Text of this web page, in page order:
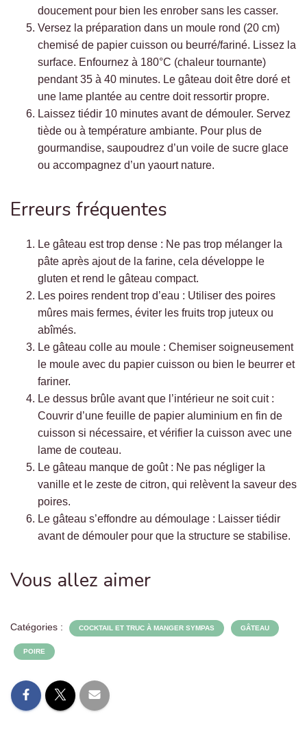
doucement pour bien les enrober sans les casser.
Versez la préparation dans un moule rond (20 cm)
chemisé de papier cuisson ou beurré/fariné. Lissez la
surface. Enfournez à 180°C (chaleur tournante)
pendant 35 à 40 minutes. Le gâteau doit être doré et
une lame plantée au centre doit ressortir propre.
Laissez tiédir 10 minutes avant de démouler. Servez
tiède ou à température ambiante. Pour plus de
gourmandise, saupoudrez d’un voile de sucre glace
ou accompagnez d’un yaourt nature.
Erreurs fréquentes
Le gâteau est trop dense : Ne pas trop mélanger la
pâte après ajout de la farine, cela développe le
gluten et rend le gâteau compact.
Les poires rendent trop d’eau : Utiliser des poires
mûres mais fermes, éviter les fruits trop juteux ou
abîmés.
Le gâteau colle au moule : Chemiser soigneusement
le moule avec du papier cuisson ou bien le beurrer et
fariner.
Le dessus brûle avant que l’intérieur ne soit cuit :
Couvrir d’une feuille de papier aluminium en fin de
cuisson si nécessaire, et vérifier la cuisson avec une
lame de couteau.
Le gâteau manque de goût : Ne pas négliger la
vanille et le zeste de citron, qui relèvent la saveur des
poires.
Le gâteau s’effondre au démoulage : Laisser tiédir
avant de démouler pour que la structure se stabilise.
Vous allez aimer
Catégories : COCKTAIL ET TRUC À MANGER SYMPAS GÂTEAU
POIRE